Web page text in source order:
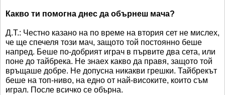
Какво ти помогна днес да обърнеш мача?
Д.Т.: Честно казано на по време на втория сет не мислех,
че ще спечеля този мач, защото той постоянно беше
напред. Беше по-добрият играч в първите два сета, или
поне до тайбрека. Не знаех какво да правя, защото той
връщаше добре. Не допусна никакви грешки. Тайбрекът
беше на топ-ниво, на едно от най-високите, които съм
играл. После всичко се обърна.